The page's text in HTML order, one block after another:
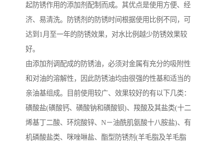
起防锈作用的添加剂配制而成。其优点是使用方便、经
济、易清洗。防锈剂的防锈时间根据使用比例不同，可
达到1月至一年的防锈效果，对水比例越少防锈效果较
好。
由添加剂调配成的防锈油，必须对金属有充分的吸附性
和对油的溶解性，因此防锈油均由很强的性基和适当的
亲油基组成。目前使用较广、效果较好的有以下几类：
磺酸盐(磺酸钙、磺酸钠和磺酸钡)、羧酸及其盐类(十二
烯基丁二酸、环烷酸锌、N－油酰肌氨酸十八胺盐)、有
机磷酸盐类、咪唑啉盐、酯型防锈剂(羊毛脂及羊毛脂